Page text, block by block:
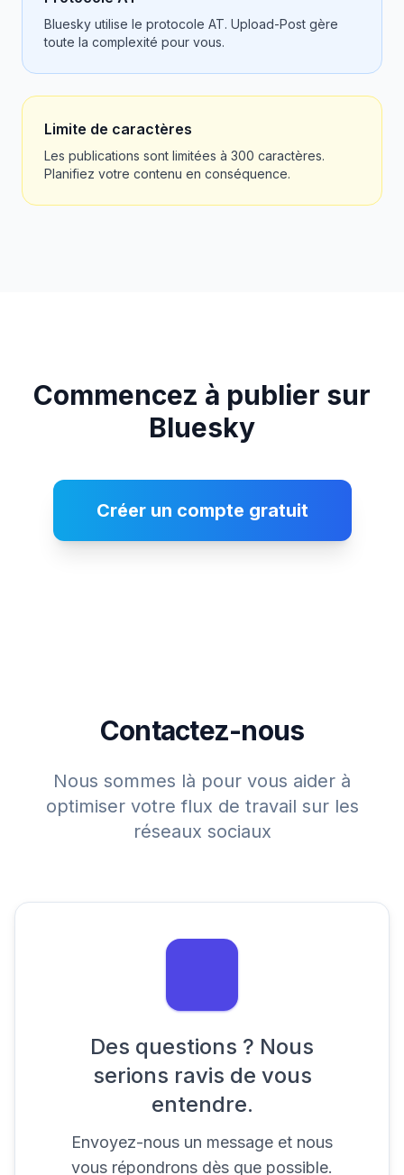
Bluesky utilise le protocole AT. Upload-Post gère
toute la complexité pour vous.
Limite de caractères
Les publications sont limitées à 300 caractères.
Planifiez votre contenu en conséquence.
Commencez à publier sur
Bluesky
Créer un compte gratuit
Contactez-nous
Nous sommes là pour vous aider à
optimiser votre flux de travail sur les
réseaux sociaux
Des questions ? Nous
serions ravis de vous
entendre.
Envoyez-nous un message et nous
vous répondrons dès que possible.